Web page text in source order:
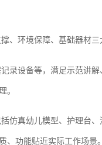
、环境保障、基础器材三
录设备等，满足示范讲
。
仿真幼儿模型、护理台
、功能贴近实际工作场景。